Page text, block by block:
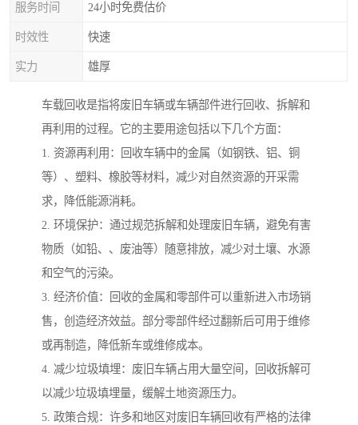
服务时间 24小时免费估价
时效性 快速
实力 雄厚
车载回收是指将废旧车辆或车辆部件进行回收、拆解和
再利用的过程。它的主要用途包括以下几个方面：
1. 资源再利用：回收车辆中的金属（如钢铁、铝、铜
等）、塑料、橡胶等材料，减少对自然资源的开采需
求，降低能源消耗。
2. 环境保护：通过规范拆解和处理废旧车辆，避免有害
物质（如铅、、废油等）随意排放，减少对土壤、水源
和空气的污染。
3. 经济价值：回收的金属和零部件可以重新进入市场销
售，创造经济效益。部分零部件经过翻新后可用于维修
或再制造，降低新车或维修成本。
4. 减少垃圾填埋：废旧车辆占用大量空间，回收拆解可
以减少垃圾填埋量，缓解土地资源压力。
5. 政策合规：许多和地区对废旧车辆回收有严格的法律